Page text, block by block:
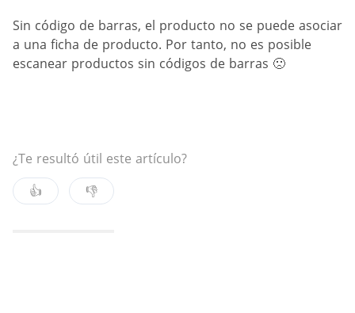
Sin código de barras, el producto no se puede asociar
a una ficha de producto. Por tanto, no es posible
escanear productos sin códigos de barras 🙁
¿Te resultó útil este artículo?
👍
👎